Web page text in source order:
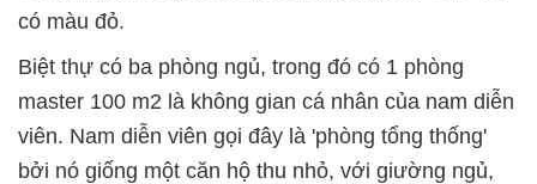
có màu đỏ.
Biệt thự có ba phòng ngủ, trong đó có 1 phòng
master 100 m2 là không gian cá nhân của nam diễn
viên. Nam diễn viên gọi đây là 'phòng tổng thống'
bởi nó giống một căn hộ thu nhỏ, với giường ngủ,